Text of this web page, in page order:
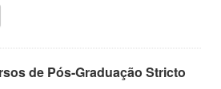
de Pós-Graduação Stricto